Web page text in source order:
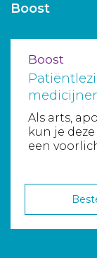
Boost
Boost
Als arts,
kun je
een